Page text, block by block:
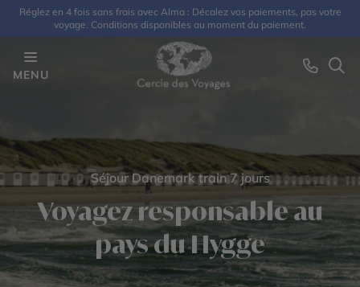
Réglez en 4 fois sans frais avec Alma : Décalez vos paiements, pas votre
voyage. Conditions disponibles au moment du paiement.
MENU
Séjour Danemark train 7 jours
Voyagez responsable au
pays du Hygge